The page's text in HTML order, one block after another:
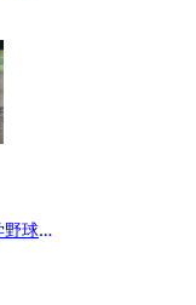
野球